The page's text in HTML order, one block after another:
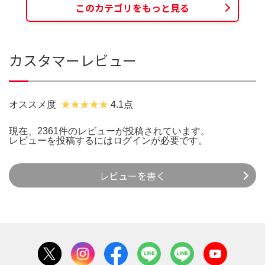
このカテゴリをもっと見る
カスタマーレビュー
オススメ度 4.1点
現在、2361件のレビューが投稿されています。
レビューを投稿するには ログインが必要です。
レビューを書く